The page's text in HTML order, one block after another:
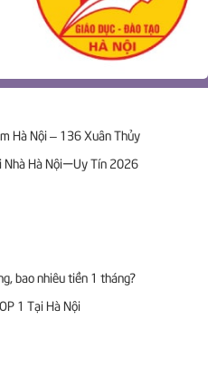
Hà Nội – 136 Xuân Thủy
Nhà Hà Nội | Uy Tín 2026
bao nhiêu tiền 1 tháng?
1 Tại Hà Nội